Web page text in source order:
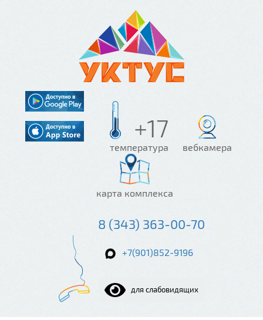
+17
температура вебкамера
карта комплекса
8 (343) 363-00-70
+7(901)852-9196
для слабовидящих